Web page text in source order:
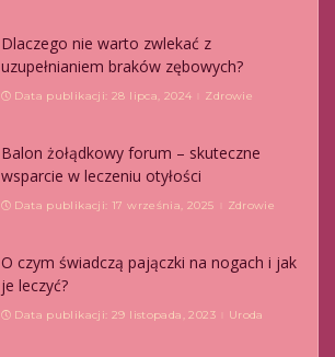
Dlaczego nie warto zwlekać z
uzupełnianiem braków zębowych?
Data publikacji: 28 lipca, 2024 Zdrowie
Balon żołądkowy forum – skuteczne
wsparcie w leczeniu otyłości
Data publikacji: 17 września, 2025 Zdrowie
O czym świadczą pajączki na nogach i jak
je leczyć?
Data publikacji: 29 listopada, 2023 Uroda